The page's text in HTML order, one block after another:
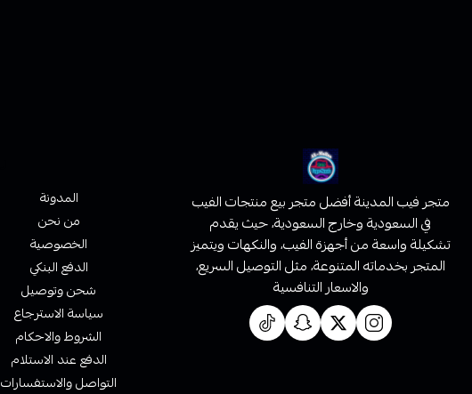
متجر فيب المدينة أفضل متجر بيع منتجات الفيب
في السعودية وخارج السعودية، حيث يقدم
تشكيلة واسعة من أجهزة الفيب، والنكهات ويتميز
المتجر بخدماته المتنوعة، مثل التوصيل السريع،
والاسعار التنافسية
المدونة
من نحن
الخصوصية
الدفع البنكي
شحن وتوصيل
سياسة الاسترجاع
الشروط والاحكام
الدفع عند الاستلام
التواصل والاستفسارات